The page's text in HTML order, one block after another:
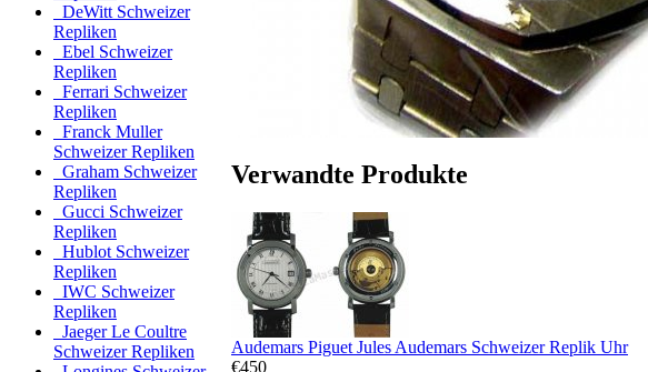
DeWitt Schweizer
Repliken
Ebel Schweizer
Repliken
Ferrari Schweizer
Repliken
Franck Muller
Schweizer Repliken
Graham Schweizer
Repliken
Gucci Schweizer
Repliken
Hublot Schweizer
Repliken
IWC Schweizer
Repliken
Jaeger Le Coultre
Schweizer Repliken
Verwandte Produkte
Audemars Piguet Jules Audemars Schweizer Replik Uhr
€450